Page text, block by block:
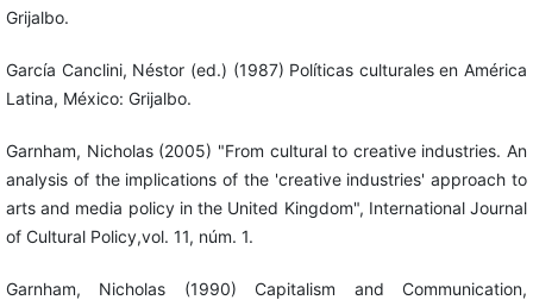
Grijalbo.
García Canclini, Néstor (ed.) (1987) Políticas culturales en América
Latina, México: Grijalbo.
Garnham, Nicholas (2005) "From cultural to creative industries. An
analysis of the implications of the 'creative industries' approach to
arts and media policy in the United Kingdom", International Journal
of Cultural Policy,vol. 11, núm. 1.
Garnham, Nicholas (1990) Capitalism and Communication,